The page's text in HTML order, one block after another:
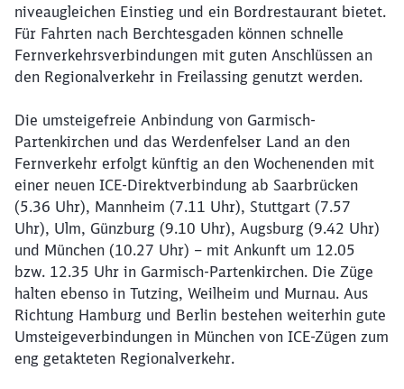
niveaugleichen Einstieg und ein Bordrestaurant bietet.
Für Fahrten nach Berchtesgaden können schnelle
Fernverkehrsverbindungen mit guten Anschlüssen an
den Regionalverkehr in Freilassing genutzt werden.
Die umsteigefreie Anbindung von Garmisch-
Partenkirchen und das Werdenfelser Land an den
Fernverkehr erfolgt künftig an den Wochenenden mit
einer neuen ICE-Direktverbindung ab Saarbrücken
(5.36 Uhr), Mannheim (7.11 Uhr), Stuttgart (7.57
Uhr), Ulm, Günzburg (9.10 Uhr), Augsburg (9.42 Uhr)
und München (10.27 Uhr) – mit Ankunft um 12.05
bzw. 12.35 Uhr in Garmisch-Partenkirchen. Die Züge
halten ebenso in Tutzing, Weilheim und Murnau. Aus
Richtung Hamburg und Berlin bestehen weiterhin gute
Umsteigeverbindungen in München von ICE-Zügen zum
eng getakteten Regionalverkehr.